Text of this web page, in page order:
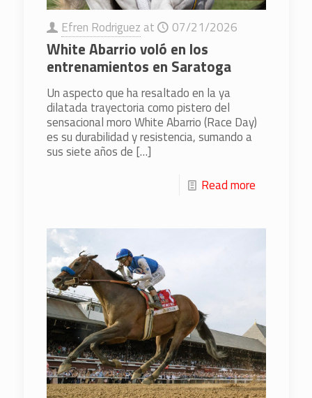
Efren Rodriguez at 07/21/2026
White Abarrio voló en los
entrenamientos en Saratoga
Un aspecto que ha resaltado en la ya
dilatada trayectoria como pistero del
sensacional moro White Abarrio (Race Day)
es su durabilidad y resistencia, sumando a
sus siete años de […]
Read more